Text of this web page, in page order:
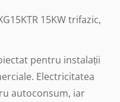
15KW trifazic,
pentru instalații
Electricitatea
autoconsum, iar